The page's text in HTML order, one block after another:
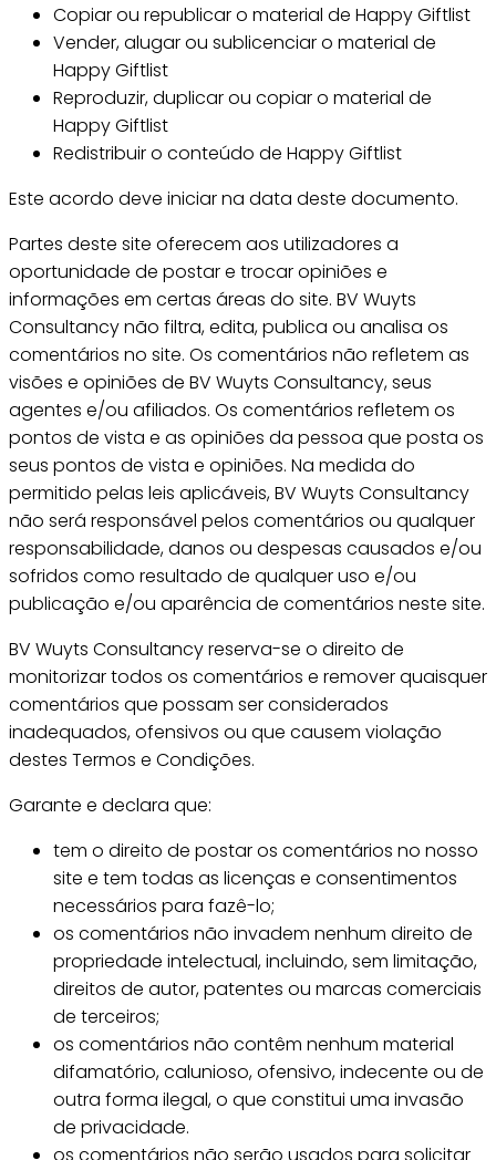
Copiar ou republicar o material de Happy Giftlist
Vender, alugar ou sublicenciar o material de
Happy Giftlist
Reproduzir, duplicar ou copiar o material de
Happy Giftlist
Redistribuir o conteúdo de Happy Giftlist
Este acordo deve iniciar na data deste documento.
Partes deste site oferecem aos utilizadores a
oportunidade de postar e trocar opiniões e
informações em certas áreas do site. BV Wuyts
Consultancy não filtra, edita, publica ou analisa os
comentários no site. Os comentários não refletem as
visões e opiniões de BV Wuyts Consultancy, seus
agentes e/ou afiliados. Os comentários refletem os
pontos de vista e as opiniões da pessoa que posta os
seus pontos de vista e opiniões. Na medida do
permitido pelas leis aplicáveis, BV Wuyts Consultancy
não será responsável pelos comentários ou qualquer
responsabilidade, danos ou despesas causados e/ou
sofridos como resultado de qualquer uso e/ou
publicação e/ou aparência de comentários neste site.
BV Wuyts Consultancy reserva-se o direito de
monitorizar todos os comentários e remover quaisquer
comentários que possam ser considerados
inadequados, ofensivos ou que causem violação
destes Termos e Condições.
Garante e declara que:
tem o direito de postar os comentários no nosso
site e tem todas as licenças e consentimentos
necessários para fazê-lo;
os comentários não invadem nenhum direito de
propriedade intelectual, incluindo, sem limitação,
direitos de autor, patentes ou marcas comerciais
de terceiros;
os comentários não contêm nenhum material
difamatório, calunioso, ofensivo, indecente ou de
outra forma ilegal, o que constitui uma invasão
de privacidade.
os comentários não serão usados para solicitar